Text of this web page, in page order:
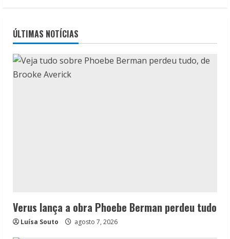
ÚLTIMAS NOTÍCIAS
Verus lança a obra Phoebe Berman perdeu tudo
Luísa Souto agosto 7, 2026